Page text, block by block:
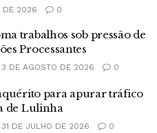
DE 2026
0
trabalhos sob pressão de
Processantes
DE AGOSTO DE 2026 0
para apurar tráfico
de Lulinha
DE JULHO DE 2026 0